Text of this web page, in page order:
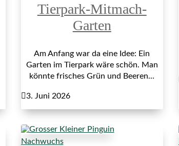
Tierpark-Mitmach-
Garten
Am Anfang war da eine Idee: Ein
Garten im Tierpark wäre schön. Man
könnte frisches Grün und Beeren...
3. Juni 2026
Nachwuchs